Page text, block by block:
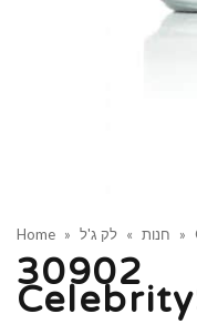
Home » חנות » לק ג'ל »
30902